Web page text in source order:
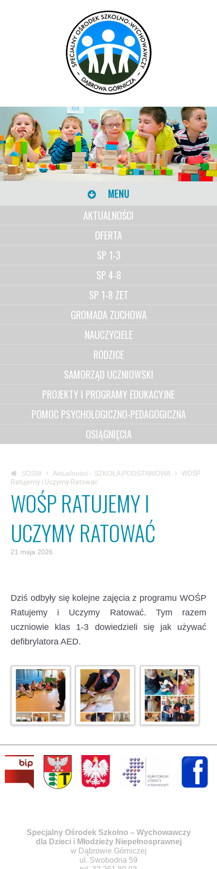
MENU
AKTUALNOŚCI
OFERTA
SP 1-3
SP 4-8
SP 1-8 ZET
GROMADA ZUCHOWA
NAUCZYCIELE
RODZICE
SAMORZĄD UCZNIOWSKI
PROJEKTY I PROGRAMY EDUKACYJNE
POMOC PSYCHOLOGICZNO-PEDAGOGICZNA
OSIĄGNIĘCIA
SOSW Aktualności - SZKOŁA PODSTAWOWA
WOŚP
Ratujemy i Uczymy Ratować
WOŚP RATUJEMY I
UCZYMY RATOWAĆ
21 maja 2026
Dziś odbyły się kolejne zajęcia z programu WOŚP
Ratujemy i Uczymy Ratować. Tym razem
uczniowie klas 1-3 dowiedzieli się jak używać
defibrylatora AED.
Specjalny Ośrodek Szkolno – Wychowawczy
dla Dzieci i Młodzieży Niepełnosprawnej
w Dąbrowie Górniczej
ul. Swobodna 59